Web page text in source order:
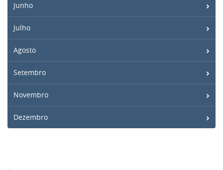
Junho
Julho
Agosto
Setembro
Novembro
Dezembro